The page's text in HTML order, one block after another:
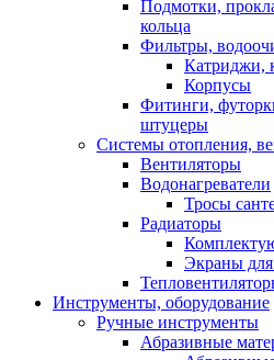
Подмотки,
кольца
Фильтры,
Катриджи,
Корпусы
Фитинги,
штуцеры
Системы отопления,
Вентиляторы
Водонагреватели
Тросы
Радиаторы
Экраны для
Инструменты, оборудование
Ручные инструменты
Абразивные